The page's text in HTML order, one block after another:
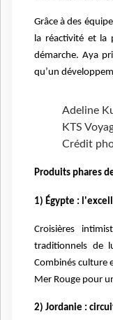
Grâce à des
la réactivité et la
démarche. Aya
qu’un
Adeline
KTS
Crédit
Produits phares
1) Égypte :
Croisières
traditionnels de
Combinés culture
Mer Rouge pour
2) Jordanie :